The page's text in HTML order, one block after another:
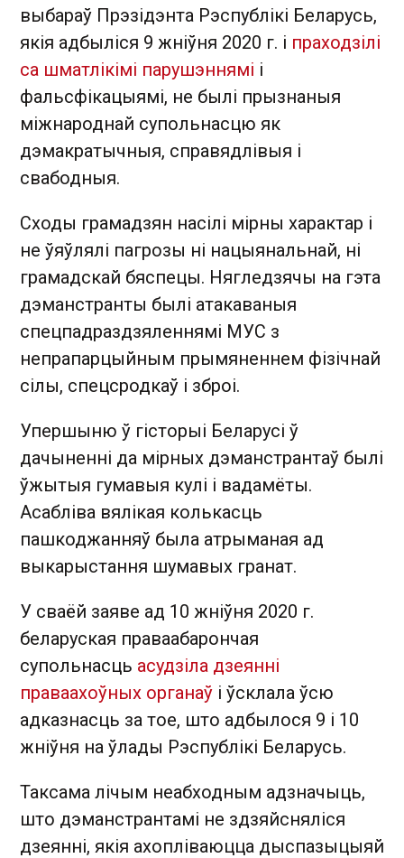
выбараў Прэзідэнта Рэспублікі Беларусь,
якія адбыліся 9 жніўня 2020 г. і праходзілі
са шматлікімі парушэннямі і
фальсфікацыямі, не былі прызнаныя
міжнароднай супольнасцю як
дэмакратычныя, справядлівыя і
свабодныя.
Сходы грамадзян насілі мірны характар і
не ўяўлялі пагрозы ні нацыянальнай, ні
грамадскай бяспецы. Нягледзячы на гэта
дэманстранты былі атакаваныя
спецпадраздзяленнямі МУС з
непрапарцыйным прымяненнем фізічнай
сілы, спецсродкаў і зброі.
Упершыню ў гісторыі Беларусі ў
дачыненні да мірных дэманстрантаў былі
ўжытыя гумавыя кулі і вадамёты.
Асабліва вялікая колькасць
пашкоджанняў была атрыманая ад
выкарыстання шумавых гранат.
У сваёй заяве ад 10 жніўня 2020 г.
беларуская праваабарончая
супольнасць асудзіла дзеянні
праваахоўных органаў і ўсклала ўсю
адказнасць за тое, што адбылося 9 і 10
жніўня на ўлады Рэспублікі Беларусь.
Таксама лічым неабходным адзначыць,
што дэманстрантамі не здзяйсняліся
дзеянні, якія ахопліваюцца дыспазыцыяй